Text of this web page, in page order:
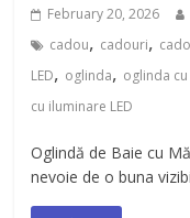
February 20, 2026
cadou, cadouri,
LED, oglinda, oglinda
cu iluminare LED
Oglindă de Baie cu
nevoie de o buna